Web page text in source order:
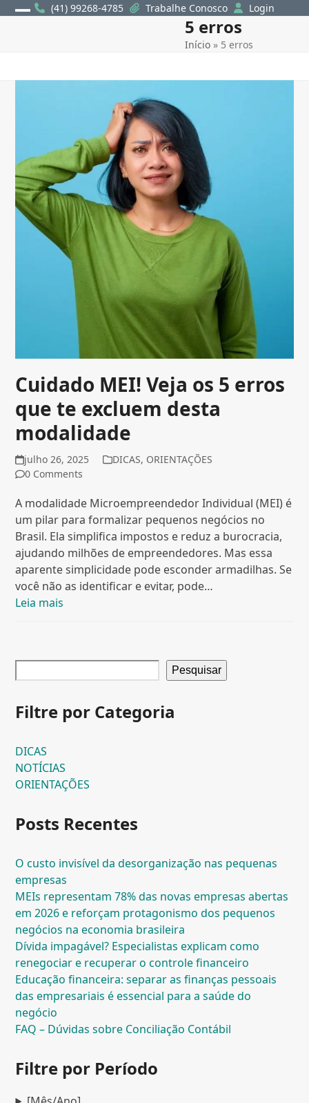
Skip
(41) 99268-4785 Trabalhe Conosco Login
5 erros
Início » 5 erros
Cuidado MEI! Veja os 5 erros
que te excluem desta
modalidade
julho 26, 2025 DICAS, ORIENTAÇÕES
0 Comments
A modalidade Microempreendedor Individual (MEI) é
um pilar para formalizar pequenos negócios no
Brasil. Ela simplifica impostos e reduz a burocracia,
ajudando milhões de empreendedores. Mas essa
aparente simplicidade pode esconder armadilhas. Se
você não as identificar e evitar, pode…
Leia mais
Pesquisar
Filtre por Categoria
DICAS
NOTÍCIAS
ORIENTAÇÕES
Posts Recentes
O custo invisível da desorganização nas pequenas
empresas
MEIs representam 78% das novas empresas abertas
em 2026 e reforçam protagonismo dos pequenos
negócios na economia brasileira
Dívida impagável? Especialistas explicam como
renegociar e recuperar o controle financeiro
Educação financeira: separar as finanças pessoais
das empresariais é essencial para a saúde do
negócio
FAQ – Dúvidas sobre Conciliação Contábil
Filtre por Período